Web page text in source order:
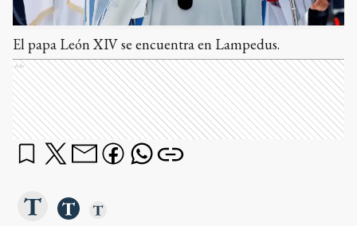
El papa León XIV se encuentra en Lampedus.
Ads